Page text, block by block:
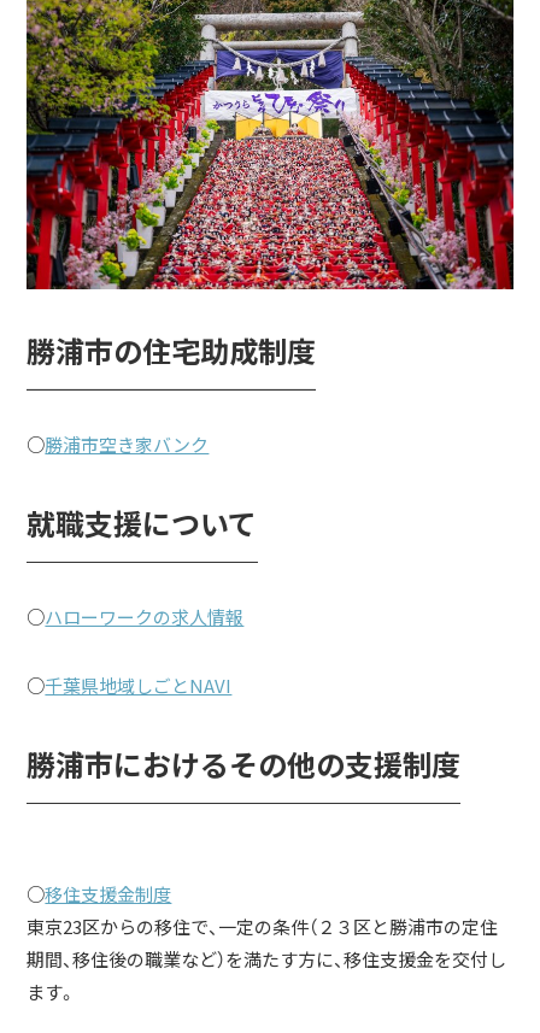
勝浦市の住宅助成制度
￣￣￣￣￣￣￣￣￣￣
○勝浦市空き家バンク
就職支援について
￣￣￣￣￣￣￣￣
○ハローワークの求人情報
○千葉県地域しごとNAVI
勝浦市におけるその他の支援制度
￣￣￣￣￣￣￣￣￣￣￣￣￣￣￣
○移住支援金制度
東京23区からの移住で、一定の条件（２３区と勝浦市の定住
期間、移住後の職業など）を満たす方に、移住支援金を交付し
ます。